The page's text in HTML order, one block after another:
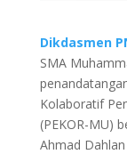
Dikdasmen
SMA
Kolaboratif
(PEKOR-MU)
Ahmad